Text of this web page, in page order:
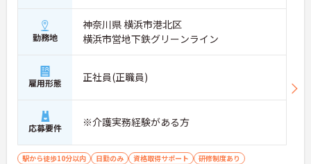
により、先々の予定が立てやすくプライベートの時
間をしっかりと確保できる環境です
【専門資格を活かした収入アップと明確なキャリア
形成が期待できます】
・介護福祉士資格手当が支給されるほか、年2回の
・サービス提供責任者や管理者へのキャリアアップ
も目指せます
【IT化と手厚いフォロー体制により、業務のストレ
勤務地
神奈川県 横浜市港北区
横浜市営地下鉄グリーンライン
雇用形態 正社員(正職員)
応募要件 ※介護実務経験がある方
駅から徒歩10分以内 日勤のみ 資格取得サポート
研修制度あり